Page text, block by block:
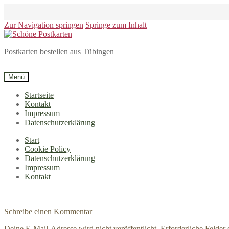
Zur Navigation springen Springe zum Inhalt
Postkarten bestellen aus Tübingen
Menü
Startseite
Kontakt
Impressum
Datenschutzerklärung
Start
Cookie Policy
Datenschutzerklärung
Impressum
Kontakt
Schreibe einen Kommentar